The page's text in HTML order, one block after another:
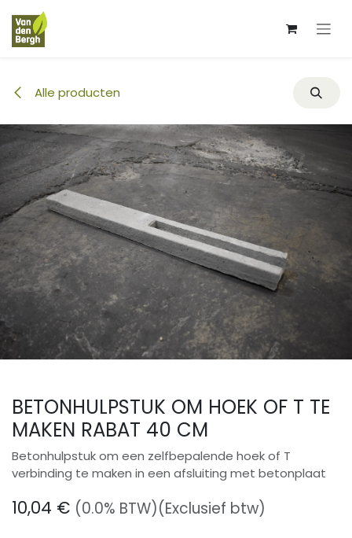
Overslaan naar inhoud
Alle producten
BETONHULPSTUK OM HOEK OF T TE
MAKEN RABAT 40 CM
Betonhulpstuk om een zelfbepalende hoek of T
verbinding te maken in een afsluiting met betonplaat
10,04 € (0.0% BTW)(Exclusief btw)